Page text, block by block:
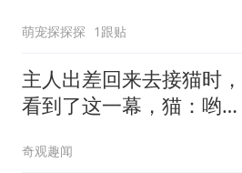
萌宠探探探 1跟贴
主人出差回来去接猫时，
看到了这一幕，猫：哟，
奇观趣闻